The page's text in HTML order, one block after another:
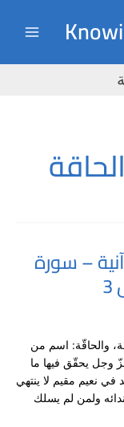
– سورة
والحاقّة: اسم من
وجل يحقّق فيها ما
في نعيم مقيم لا ينتهي
ولمن لم يسلك